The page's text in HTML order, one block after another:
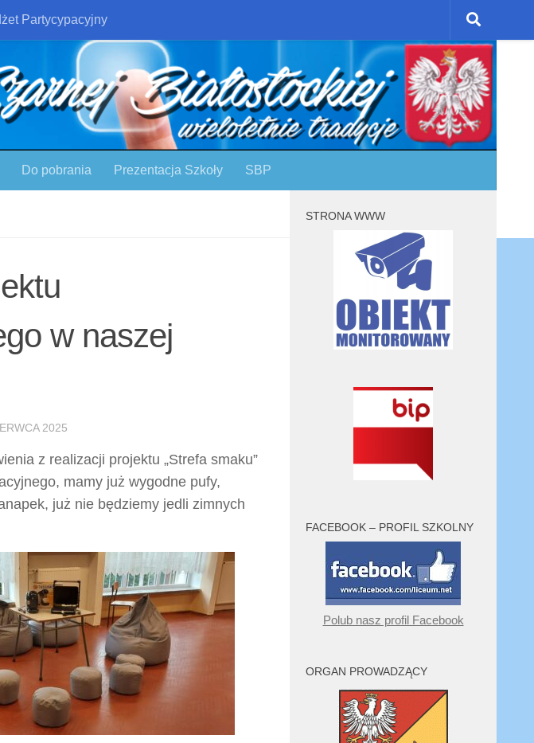
Partycypacyjny
Do pobrania Prezentacja Szkoły SBP
w naszej
2025
z realizacji projektu „Strefa smaku”
mamy już wygodne pufy,
już nie będziemy jedli zimnych
STRONA WWW
FACEBOOK – PROFIL SZKOLNY
Polub nasz profil Facebook
ORGAN PROWADZĄCY